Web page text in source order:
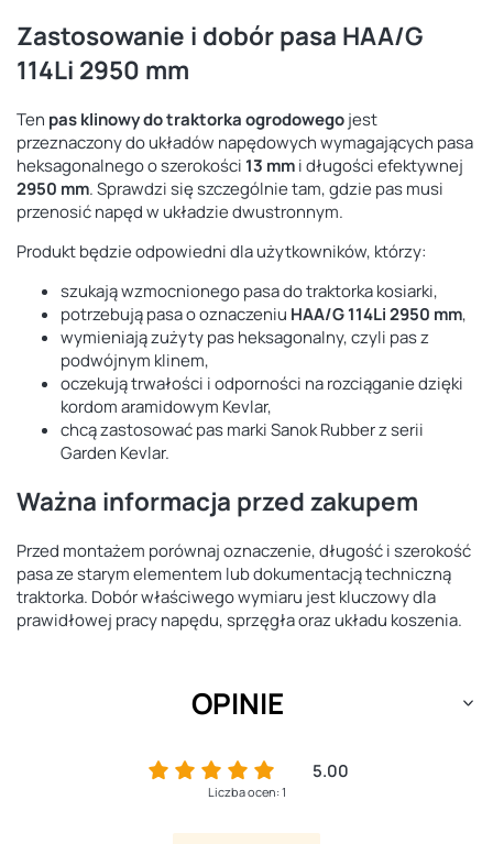
Zastosowanie i dobór pasa HAA/G
114Li 2950 mm
Ten pas klinowy do traktorka ogrodowegojest
przeznaczony do układów napędowych wymagających pasa
heksagonalnego o szerokości 13 mmi długości efektywnej
2950 mm. Sprawdzi się szczególnie tam, gdzie pas musi
przenosić napęd w układzie dwustronnym.
Produkt będzie odpowiedni dla użytkowników, którzy:
szukają wzmocnionego pasa do traktorka kosiarki,
potrzebują pasa o oznaczeniu HAA/G 114Li 2950 mm,
wymieniają zużyty pas heksagonalny, czyli pas z
podwójnym klinem,
oczekują trwałości i odporności na rozciąganie dzięki
kordom aramidowym Kevlar,
chcą zastosować pas marki Sanok Rubber z serii
Garden Kevlar.
Ważna informacja przed zakupem
Przed montażem porównaj oznaczenie, długość i szerokość
pasa ze starym elementem lub dokumentacją techniczną
traktorka. Dobór właściwego wymiaru jest kluczowy dla
prawidłowej pracy napędu, sprzęgła oraz układu koszenia.
OPINIE
5.00
Liczba ocen: 1